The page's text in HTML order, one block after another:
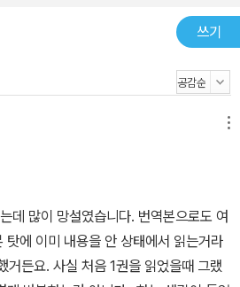
쓰기
데 많이 망설였습니다. 번역본으로도 여
탓에 이미 내용을 안 상태에서 읽는거라
거든요. 사실 처음 1권을 읽었을때 그랬